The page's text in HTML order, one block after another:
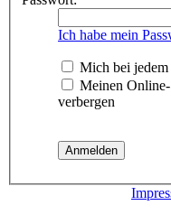
Ich habe mein
Mich bei jedem
Meinen
verbergen